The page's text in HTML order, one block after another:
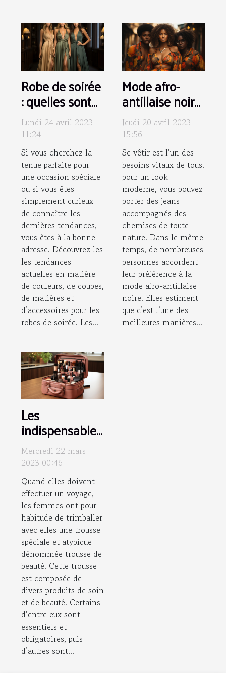
Robe de soirée
: quelles sont
les nouvelles
tendances ?
Lundi 24 avril 2023
11:24
Si vous cherchez la
tenue parfaite pour
une occasion spéciale
ou si vous êtes
simplement curieux
de connaître les
dernières tendances,
vous êtes à la bonne
adresse. Découvrez les
les tendances
actuelles en matière
de couleurs, de coupes,
de matières et
d’accessoires pour les
robes de soirée. Les...
Mode afro-
antillaise noire
: Pourquoi
choisir les
vêtements
Black Lives ?
Jeudi 20 avril 2023
15:56
Se vêtir est l’un des
besoins vitaux de tous.
pour un look
moderne, vous pouvez
porter des jeans
accompagnés des
chemises de toute
nature. Dans le même
temps, de nombreuses
personnes accordent
leur préférence à la
mode afro-antillaise
noire. Elles estiment
que c’est l’une des
meilleures manières...
Les
indispensables
d’une trousse
de beauté de
femme
Mercredi 22 mars
2023 00:46
Quand elles doivent
effectuer un voyage,
les femmes ont pour
habitude de trimballer
avec elles une trousse
spéciale et atypique
dénommée trousse de
beauté. Cette trousse
est composée de
divers produits de soin
et de beauté. Certains
d’entre eux sont
essentiels et
obligatoires, puis
d’autres sont...